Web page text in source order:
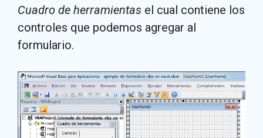
Cuadro de herramientas el cual contiene los
controles que podemos agregar al
formulario.